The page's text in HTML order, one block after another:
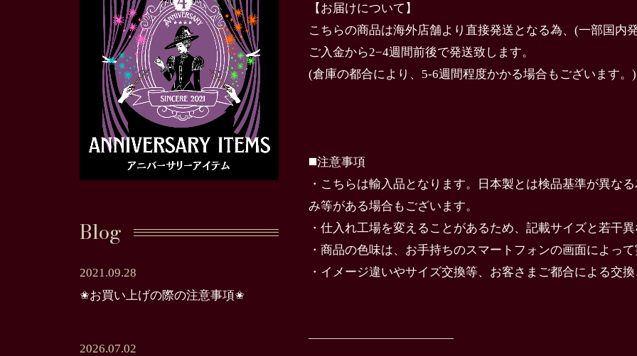
【お届けについて】
こちらの商品は海外店舗より直接発送となる為、(一部国内
ご入金から2−4週間前後で発送致します。
(倉庫の都合により、5-6週間程度かかる場合もございます。)
◼️注意事項
・こちらは輸入品となります。日本製とは検品基準が異な
み等がある場合もございます。
・仕入れ工場を変えることがあるため、記載サイズと若干
・商品の色味は、お手持ちのスマートフォンの画面によっ
・イメージ違いやサイズ交換等、お客さまご都合による交
————————————
Blog
2021.09.28
✬お買い上げの際の注意事項✬
2026.07.02